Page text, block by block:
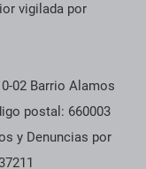
vigilada por
02 Barrio Alamos
postal: 660003
y Denuncias por